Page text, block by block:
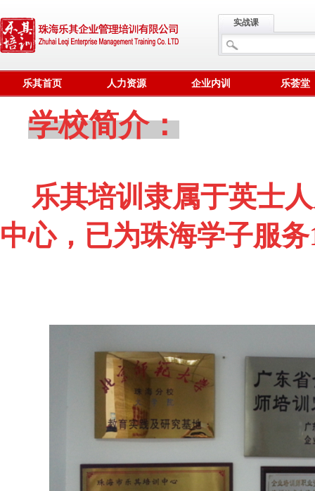
实战课
乐其首页 人力资源 企业内训 乐荟堂
学校简介：
乐其培训隶属于英士
中心，已为珠海学子服